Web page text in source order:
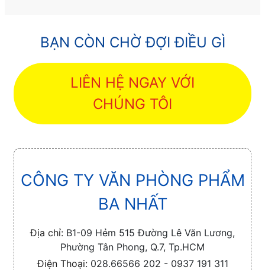
BẠN CÒN CHỜ ĐỢI ĐIỀU GÌ
LIÊN HỆ NGAY VỚI
CHÚNG TÔI
CÔNG TY VĂN PHÒNG PHẨM
BA NHẤT
Địa chỉ: B1-09 Hẻm 515 Đường Lê Văn Lương,
Phường Tân Phong, Q.7, Tp.HCM
Điện Thoại: 028.66566 202 - 0937 191 311